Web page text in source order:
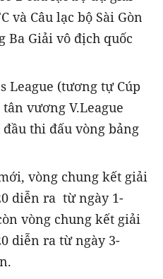
và Câu lạc bộ Sài Gòn
Ba Giải vô địch quốc
League (tương tự Cúp
vương V.League
thi đấu vòng bảng
vòng chung kết giải
diễn ra từ ngày 1-
vòng chung kết giải
diễn ra từ ngày 3-